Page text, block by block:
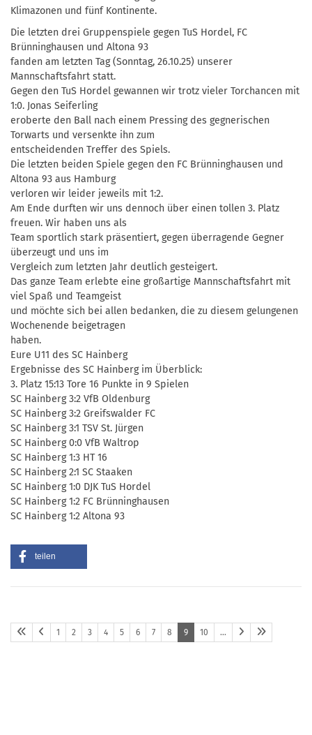
Klimazonen und fünf Kontinente.
Die letzten drei Gruppenspiele gegen TuS Hordel, FC
Brünninghausen und Altona 93
fanden am letzten Tag (Sonntag, 26.10.25) unserer
Mannschaftsfahrt statt.
Gegen den TuS Hordel gewannen wir trotz vieler Torchancen mit
1:0. Jonas Seiferling
eroberte den Ball nach einem Pressing des gegnerischen
Torwarts und versenkte ihn zum
entscheidenden Treffer des Spiels.
Die letzten beiden Spiele gegen den FC Brünninghausen und
Altona 93 aus Hamburg
verloren wir leider jeweils mit 1:2.
Am Ende durften wir uns dennoch über einen tollen 3. Platz
freuen. Wir haben uns als
Team sportlich stark präsentiert, gegen überragende Gegner
überzeugt und uns im
Vergleich zum letzten Jahr deutlich gesteigert.
Das ganze Team erlebte eine großartige Mannschaftsfahrt mit
viel Spaß und Teamgeist
und möchte sich bei allen bedanken, die zu diesem gelungenen
Wochenende beigetragen
haben.
Eure U11 des SC Hainberg
Ergebnisse des SC Hainberg im Überblick:
3. Platz 15:13 Tore 16 Punkte in 9 Spielen
SC Hainberg 3:2 VfB Oldenburg
SC Hainberg 3:2 Greifswalder FC
SC Hainberg 3:1 TSV St. Jürgen
SC Hainberg 0:0 VfB Waltrop
SC Hainberg 1:3 HT 16
SC Hainberg 2:1 SC Staaken
SC Hainberg 1:0 DJK TuS Hordel
SC Hainberg 1:2 FC Brünninghausen
SC Hainberg 1:2 Altona 93
teilen
1 2 3 4 5 6 7 8 9 10 …